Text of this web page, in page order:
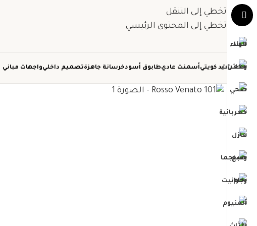
تخطي إلى التنقل
تخطي إلى المحتوى الرئيسي
حديد كويتيأسمنت عاديطابوق أسودخرسانة جاهزةتصميم داخليواجهات مباني